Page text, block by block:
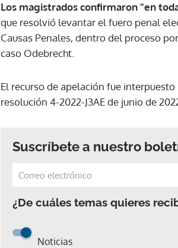
Los magistrados confirmaron "en
que resolvió levantar el fuero penal
Causas Penales, dentro del proceso
caso Odebrecht.
El recurso de apelación fue
resolución 4-2022-J3AE de junio de
Suscríbete a nuestro
¿De cuáles temas quieres
Noticias